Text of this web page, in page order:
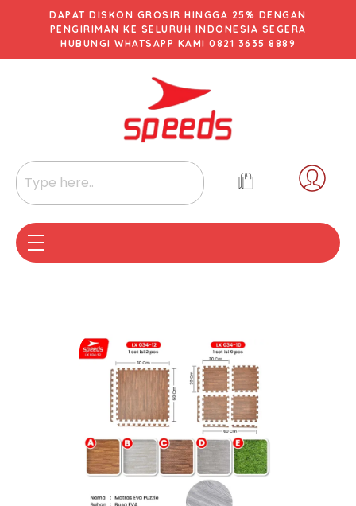
DAPAT DISKON GROSIR HINGGA 25% DENGAN
PENGIRIMAN KE SELURUH INDONESIA SEGERA
HUBUNGI WHATSAPP KAMI 0821 3635 8889